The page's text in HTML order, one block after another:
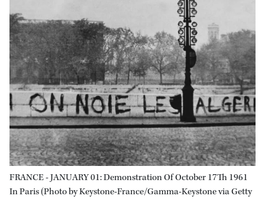
FRANCE - JANUARY 01: Demonstration Of October 17Th 1961
In Paris (Photo by Keystone-France/Gamma-Keystone via Getty